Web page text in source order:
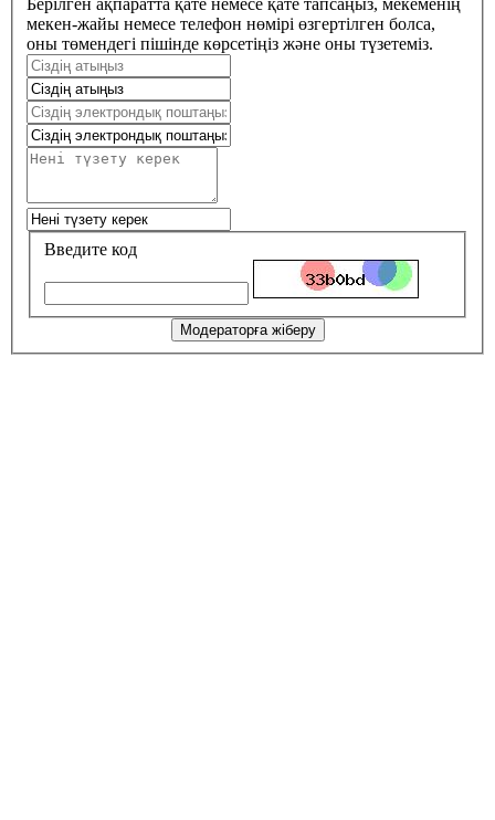
Берілген ақпаратта қате немесе қате тапсаңыз, мекеменің
мекен-жайы немесе телефон нөмірі өзгертілген болса,
оны төмендегі пішінде көрсетіңіз және оны түзетеміз.
Введите код
Модераторға жіберу